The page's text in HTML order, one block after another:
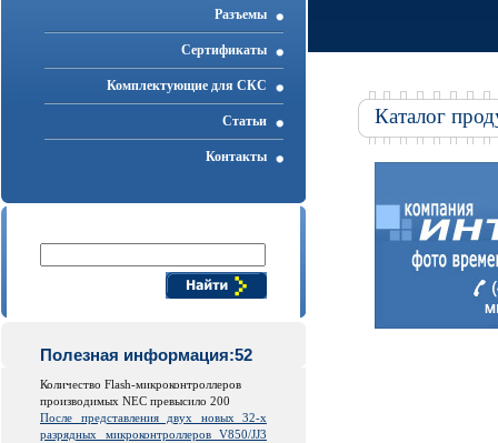
Разъемы
Cертификаты
Комплектующие для СКС
Статьи
Контакты
Полезная информация:52
Количество Flash-микроконтроллеров
производимых NEC превысило 200
После представления двух новых 32-х
разрядных микроконтроллеров V850/JJ3
Каталог